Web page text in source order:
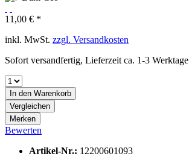
11,00 € *
inkl. MwSt. zzgl. Versandkosten
Sofort versandfertig, Lieferzeit ca. 1-3 Werktage
In den Warenkorb
Vergleichen
Merken
Bewerten
Artikel-Nr.: 12200601093